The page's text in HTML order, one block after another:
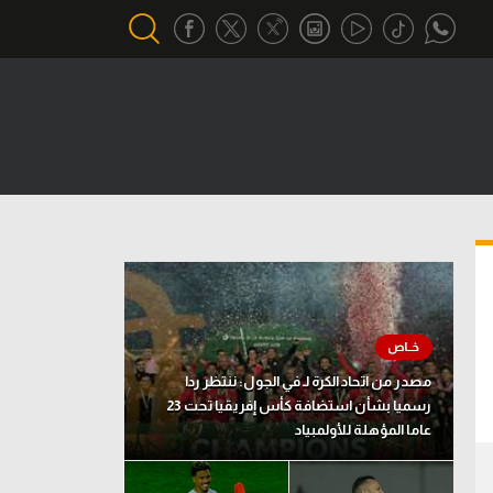
تحقيق في الجول
تقرير في الجول
تحليل في الجول
حكايات في الجول
كويز في الجول
فيديو في الجول
مصدر من اتحاد الكرة لـ في الجول: ننتظر ردا
رسميا بشأن استضافة كأس إفريقيا تحت 23
عاما المؤهلة للأولمبياد